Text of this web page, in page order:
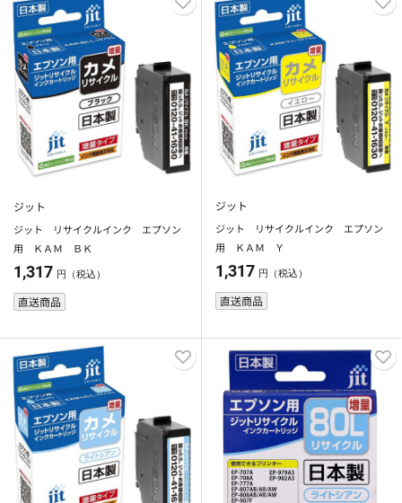
ジット
ジット リサイクルインク エプソン
用 ＫＡＭ ＢＫ
1,317 円（税込）
直送商品
ジット
ジット リサイクルインク エプソン
用 ＫＡＭ Ｙ
1,317 円（税込）
直送商品